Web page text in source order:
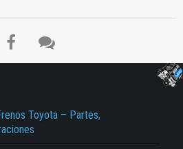
Toyota – Partes,
según el contenido.
de portada son erróneos.